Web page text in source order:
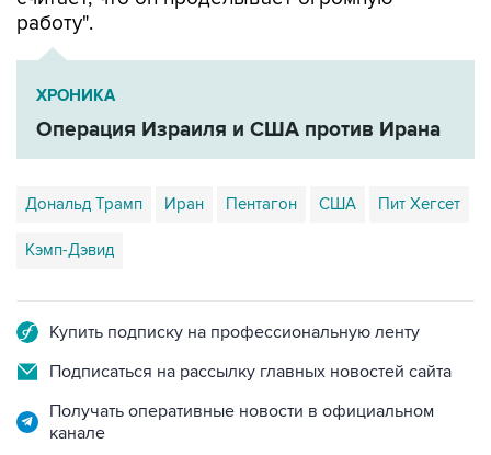
работу".
ХРОНИКА
Операция Израиля и США против Ирана
Дональд Трамп Иран Пентагон США Пит Хегсет
Кэмп-Дэвид
Купить подписку на профессиональную ленту
Подписаться на рассылку главных новостей сайта
Получать оперативные новости в официальном
канале